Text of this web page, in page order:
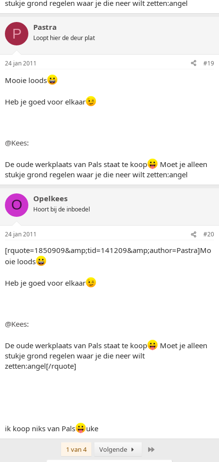
stukje grond regelen waar je die neer wilt zetten:angel
P Pastra
Loopt hier de deur plat
24 jan 2011 #19
Mooie loods
Heb je goed voor elkaar
@Kees:
De oude werkplaats van Pals staat te koop
Moet je alleen
stukje grond regelen waar je die neer wilt zetten:angel
O Opelkees
Hoort bij de inboedel
24 jan 2011 #20
[rquote=1850909&amp;tid=141209&amp;author=Pastra]Mo
oie loods
Heb je goed voor elkaar
@Kees:
De oude werkplaats van Pals staat te koop
Moet je alleen
stukje grond regelen waar je die neer wilt
zetten:angel[/rquote]
ik koop niks van Pals uke
1 van 4 Volgende